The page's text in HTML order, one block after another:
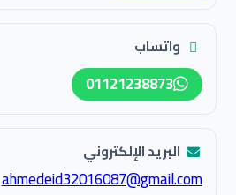
واتساب
01121238873
البريد الإلكتروني
ahmedeid32016087@gmail.com